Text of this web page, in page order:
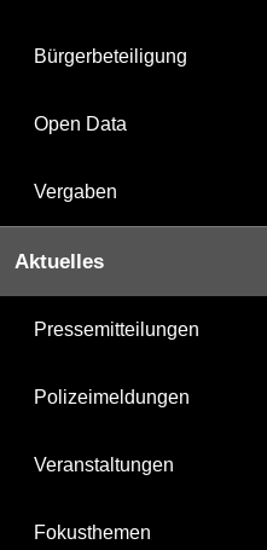
Bürgerbeteiligung
Open Data
Vergaben
Aktuelles
Pressemitteilungen
Polizeimeldungen
Veranstaltungen
Fokusthemen